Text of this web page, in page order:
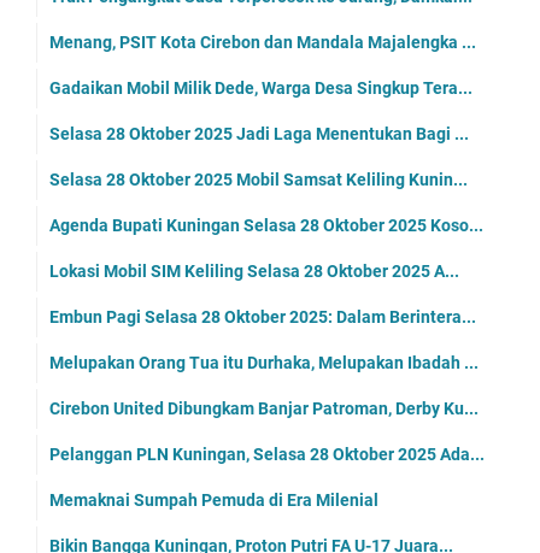
Menang, PSIT Kota Cirebon dan Mandala Majalengka ...
Gadaikan Mobil Milik Dede, Warga Desa Singkup Tera...
Selasa 28 Oktober 2025 Jadi Laga Menentukan Bagi ...
Selasa 28 Oktober 2025 Mobil Samsat Keliling Kunin...
Agenda Bupati Kuningan Selasa 28 Oktober 2025 Koso...
Lokasi Mobil SIM Keliling Selasa 28 Oktober 2025 A...
Embun Pagi Selasa 28 Oktober 2025: Dalam Berintera...
Melupakan Orang Tua itu Durhaka, Melupakan Ibadah ...
Cirebon United Dibungkam Banjar Patroman, Derby Ku...
Pelanggan PLN Kuningan, Selasa 28 Oktober 2025 Ada...
Memaknai Sumpah Pemuda di Era Milenial
Bikin Bangga Kuningan, Proton Putri FA U-17 Juara...